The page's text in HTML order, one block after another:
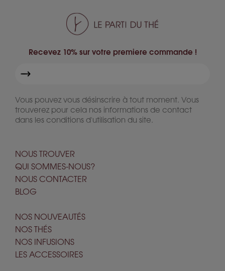
Recevez 10% sur votre premiere commande !
Vous pouvez vous désinscrire à tout moment. Vous
trouverez pour cela nos informations de contact
dans les conditions d'utilisation du site.
NOUS TROUVER
QUI SOMMES-NOUS?
NOUS CONTACTER
BLOG
NOS NOUVEAUTÉS
NOS THÉS
NOS INFUSIONS
LES ACCESSOIRES